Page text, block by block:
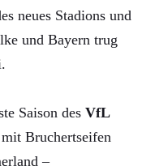
neues Stadions und
und Bayern trug
Saison des VfL
Bruchertseifen
–